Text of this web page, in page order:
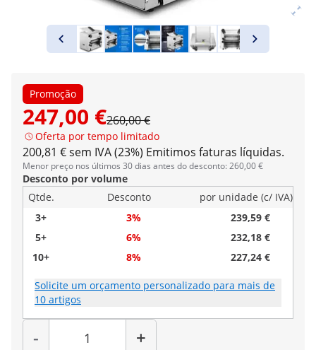
Promoção
247,00 €260,00 €
Oferta por tempo limitado
200,81 € sem IVA (23%) Emitimos faturas líquidas.
Menor preço nos últimos 30 dias antes do desconto: 260,00 €
Desconto por volume
Qtde.
Desconto
por unidade (c/ IVA)
3+
3%
239,59 €
5+
6%
232,18 €
10+
8% 227,24 €
Solicite um orçamento personalizado para mais de
10 artigos
-
Quantidade
+